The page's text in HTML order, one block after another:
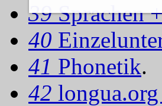
39Sprachen
40
41 Phonetik.
42